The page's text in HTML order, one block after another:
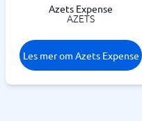
Azets Expense
AZETS
Les mer om Azets Expense